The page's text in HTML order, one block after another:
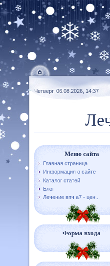
Четверг, 06.08.2026, 14:37
Меню сайта
Главная страница
Информация о сайте
Каталог статей
Блог
Лечение впч а7 - цен...
Форма входа